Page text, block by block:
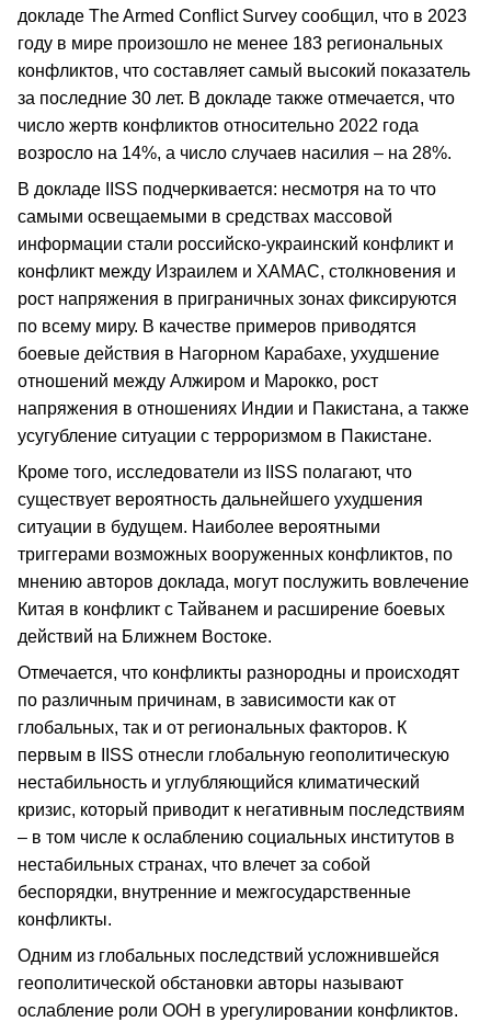
докладе The Armed Conflict Survey сообщил, что в 2023
году в мире произошло не менее 183 региональных
конфликтов, что составляет самый высокий показатель
за последние 30 лет. В докладе также отмечается, что
число жертв конфликтов относительно 2022 года
возросло на 14%, а число случаев насилия – на 28%.
В докладе IISS подчеркивается: несмотря на то что
самыми освещаемыми в средствах массовой
информации стали российско-украинский конфликт и
конфликт между Израилем и ХАМАС, столкновения и
рост напряжения в приграничных зонах фиксируются
по всему миру. В качестве примеров приводятся
боевые действия в Нагорном Карабахе, ухудшение
отношений между Алжиром и Марокко, рост
напряжения в отношениях Индии и Пакистана, а также
усугубление ситуации с терроризмом в Пакистане.
Кроме того, исследователи из IISS полагают, что
существует вероятность дальнейшего ухудшения
ситуации в будущем. Наиболее вероятными
триггерами возможных вооруженных конфликтов, по
мнению авторов доклада, могут послужить вовлечение
Китая в конфликт с Тайванем и расширение боевых
действий на Ближнем Востоке.
Отмечается, что конфликты разнородны и происходят
по различным причинам, в зависимости как от
глобальных, так и от региональных факторов. К
первым в IISS отнесли глобальную геополитическую
нестабильность и углубляющийся климатический
кризис, который приводит к негативным последствиям
– в том числе к ослаблению социальных институтов в
нестабильных странах, что влечет за собой
беспорядки, внутренние и межгосударственные
конфликты.
Одним из глобальных последствий усложнившейся
геополитической обстановки авторы называют
ослабление роли ООН в урегулировании конфликтов.